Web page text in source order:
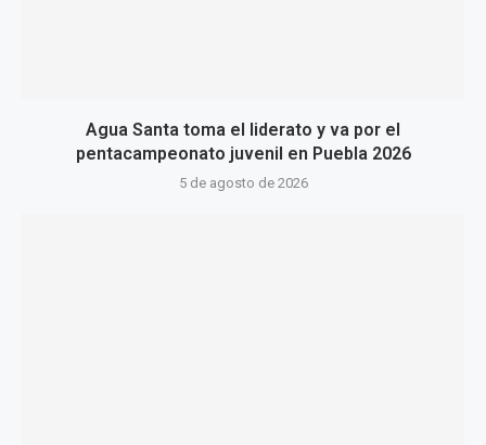
Agua Santa toma el liderato y va por el
pentacampeonato juvenil en Puebla 2026
5 de agosto de 2026